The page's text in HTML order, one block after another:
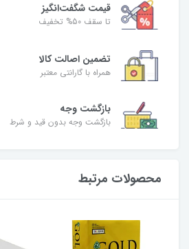
قیمت شگفت‌انگیز
تا سقف 50% تخفیف
تضمین اصالت کالا
همراه با گارانتی معتبر
بازگشت وجه
بازگشت وجه بدون قید و شرط
محصولات مرتبط